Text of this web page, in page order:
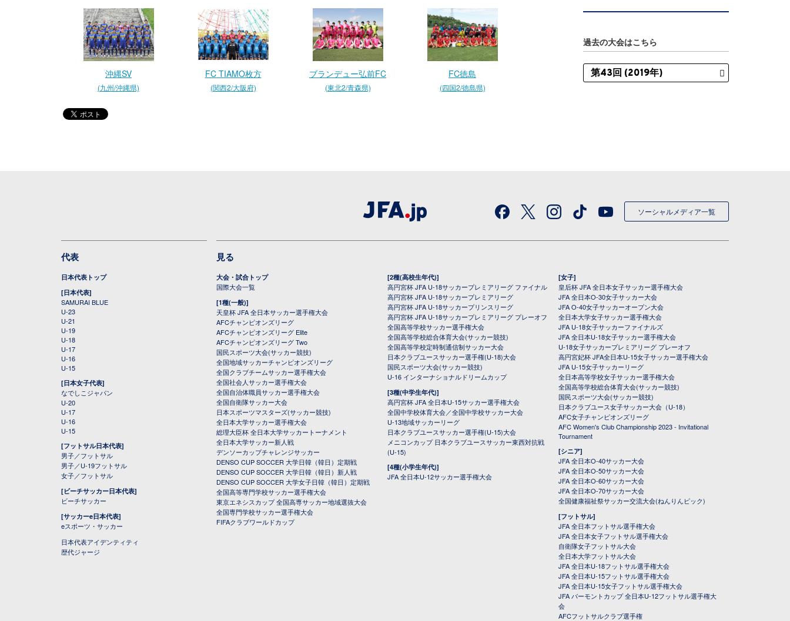
沖縄SV
(九州/沖縄県)
FC TIAMO枚方
(関西2/大阪府)
ブランデュー弘前FC
(東北2/青森県)
FC徳島
(四国2/徳島県)
過去の大会はこちら
ソーシャルメディア一覧
代表
日本代表トップ
[日本代表]
SAMURAI BLUE
U-23
U-21
U-19
U-18
U-17
U-16
U-15
[日本女子代表]
なでしこジャパン
U-20
U-17
U-16
U-15
[フットサル日本代表]
男子／フットサル
男子／U-19フットサル
女子／フットサル
[ビーチサッカー日本代表]
ビーチサッカー
[サッカーe日本代表]
eスポーツ・サッカー
日本代表アイデンティティ
歴代ジャージ
見る
大会・試合トップ
国際大会一覧
[1種(一般)]
天皇杯 JFA 全日本サッカー選手権大会
AFCチャンピオンズリーグ
AFCチャンピオンズリーグ Elite
AFCチャンピオンズリーグ Two
国民スポーツ大会(サッカー競技)
全国地域サッカーチャンピオンズリーグ
全国クラブチームサッカー選手権大会
全国社会人サッカー選手権大会
全国自治体職員サッカー選手権大会
全国自衛隊サッカー大会
日本スポーツマスターズ(サッカー競技)
全日本大学サッカー選手権大会
総理大臣杯 全日本大学サッカートーナメント
全日本大学サッカー新人戦
デンソーカップチャレンジサッカー
DENSO CUP SOCCER 大学日韓（韓日）定期戦
DENSO CUP SOCCER 大学日韓（韓日）新人戦
DENSO CUP SOCCER 大学女子日韓（韓日）定期戦
全国高等専門学校サッカー選手権大会
東京エネシスカップ 全国高専サッカー地域選抜大会
全国専門学校サッカー選手権大会
FIFAクラブワールドカップ
[2種(高校生年代)]
高円宮杯 JFA U-18サッカープレミアリーグ ファイナル
高円宮杯 JFA U-18サッカープレミアリーグ
高円宮杯 JFA U-18サッカープリンスリーグ
高円宮杯 JFA U-18サッカープレミアリーグ プレーオフ
全国高等学校サッカー選手権大会
全国高等学校総合体育大会(サッカー競技)
全国高等学校定時制通信制サッカー大会
日本クラブユースサッカー選手権(U-18)大会
国民スポーツ大会(サッカー競技)
U-16 インターナショナルドリームカップ
[3種(中学生年代)]
高円宮杯 JFA 全日本U-15サッカー選手権大会
全国中学校体育大会／全国中学校サッカー大会
U-13地域サッカーリーグ
日本クラブユースサッカー選手権(U-15)大会
メニコンカップ 日本クラブユースサッカー東西対抗戦
(U-15)
[4種(小学生年代)]
JFA 全日本U-12サッカー選手権大会
[女子]
皇后杯 JFA 全日本女子サッカー選手権大会
JFA 全日本O-30女子サッカー大会
JFA O-40女子サッカーオープン大会
全日本大学女子サッカー選手権大会
JFA U-18女子サッカーファイナルズ
JFA 全日本U-18女子サッカー選手権大会
U-18女子サッカープレミアリーグ プレーオフ
高円宮妃杯 JFA全日本U-15女子サッカー選手権大会
JFA U-15女子サッカーリーグ
全日本高等学校女子サッカー選手権大会
全国高等学校総合体育大会(サッカー競技)
国民スポーツ大会(サッカー競技)
日本クラブユース女子サッカー大会（U-18）
AFC女子チャンピオンズリーグ
AFC Women's Club Championship 2023 - Invitational
Tournament
[シニア]
JFA 全日本O-40サッカー大会
JFA 全日本O-50サッカー大会
JFA 全日本O-60サッカー大会
JFA 全日本O-70サッカー大会
全国健康福祉祭サッカー交流大会(ねんりんピック)
[フットサル]
JFA 全日本フットサル選手権大会
JFA 全日本女子フットサル選手権大会
自衛隊女子フットサル大会
全日本大学フットサル大会
JFA 全日本U-18フットサル選手権大会
JFA 全日本U-15フットサル選手権大会
JFA 全日本U-15女子フットサル選手権大会
JFA バーモントカップ 全日本U-12フットサル選手権大
会
AFCフットサルクラブ選手権